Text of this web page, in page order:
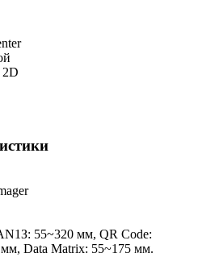
55~320 мм, QR Code:
Data Matrix: 55~175 мм.